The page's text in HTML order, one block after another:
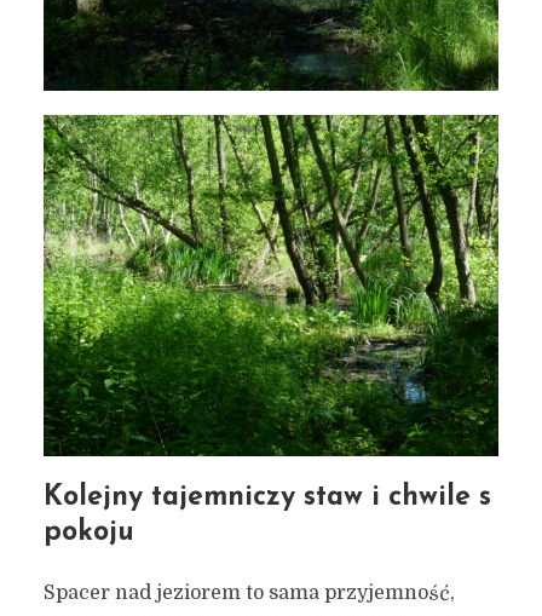
Kolejny tajemniczy staw i chwile s
pokoju
Spacer nad jeziorem to sama przyjemność,